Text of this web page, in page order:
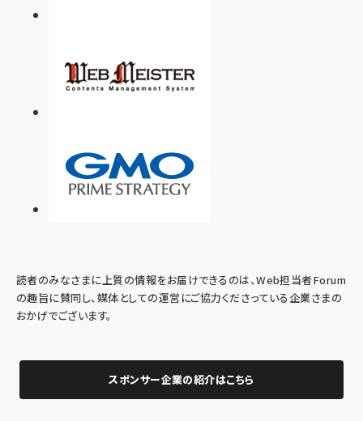
読者のみなさまに上質の情報をお届けできるのは、Web担当者Forum
の趣旨に賛同し、媒体としての運営にご協力くださっている企業さまの
おかげでございます。
スポンサー企業の紹介はこちら